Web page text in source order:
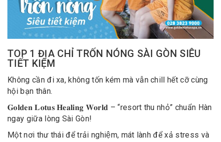
TOP 1 ĐỊA CHỈ TRỐN NÓNG SÀI GÒN SIÊU
TIẾT KIỆM
Không cần đi xa, không tốn kém mà vẫn chill hết cỡ cùng
hội bạn thân.
𝐆𝐨𝐥𝐝𝐞𝐧 𝐋𝐨𝐭𝐮𝐬 𝐇𝐞𝐚𝐥𝐢𝐧𝐠 𝐖𝐨𝐫𝐥𝐝 – “resort thu nhỏ” chuẩn Hàn
ngay giữa lòng Sài Gòn!
Một nơi thư thái để trải nghiệm, mát lành để xả stress và